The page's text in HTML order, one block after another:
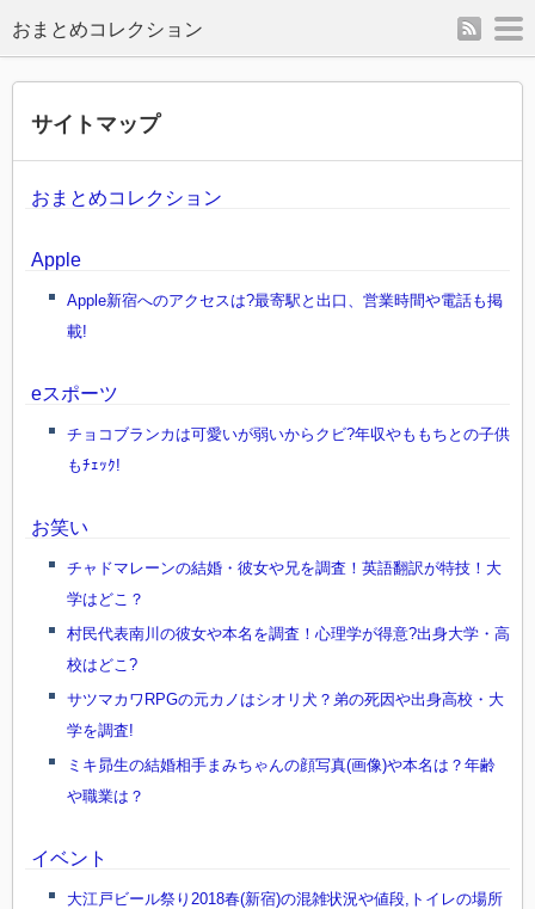
rss
サイトマップ
おまとめコレクション
Apple
Apple新宿へのアクセスは?最寄駅と出口、営業時間や電話も掲
載!
eスポーツ
チョコブランカは可愛いが弱いからクビ?年収やももちとの子供
もﾁｪｯｸ!
お笑い
チャドマレーンの結婚・彼女や兄を調査！英語翻訳が特技！大
学はどこ？
村民代表南川の彼女や本名を調査！心理学が得意?出身大学・高
校はどこ?
サツマカワRPGの元カノはシオリ犬？弟の死因や出身高校・大
学を調査!
ミキ昴生の結婚相手まみちゃんの顔写真(画像)や本名は？年齢
や職業は？
イベント
大江戸ビール祭り2018春(新宿)の混雑状況や値段,トイレの場所